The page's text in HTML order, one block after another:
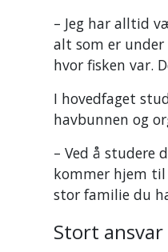
– Jeg har alltid
alt som er
hvor fisken var.
I hovedfaget
havbunnen og
– Ved å studere
kommer hjem til
stor familie du
Stort ansvar